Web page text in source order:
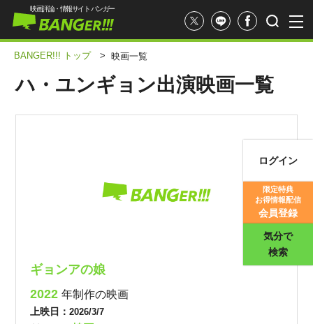
映画評価
映画評論・情報サイト バンガー
ログイン
限定特典
お得情報配信
会員登録
気分で
検索
BANGER!!! トップ > 映画一覧
ハ・ユンギョン出演映画一覧
ギョンアの娘
2022年制作の映画
上映日：2026/3/7